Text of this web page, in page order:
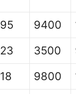
95 9400
23 3500
18 9800